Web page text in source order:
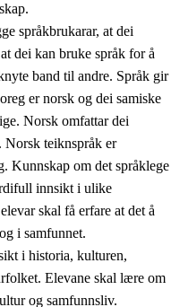
språkbrukarar, at dei
dei kan bruke språk for å
band til andre. Språk gir
er norsk og dei samiske
Norsk omfattar dei
Norsk teiknspråk er
Kunnskap om det språklege
innsikt i ulike
skal få erfare at det å
i samfunnet.
i historia, kulturen,
Elevane skal lære om
og samfunnsliv.